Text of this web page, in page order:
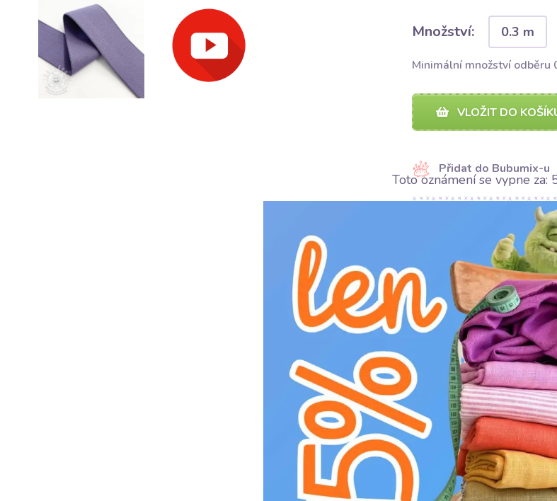
Množství: 0.3 m
Minimální množství odběru
VLOŽIT DO
Přidat do Bubumix-u
Kategorie: Galanterie
Výrobce: Bubulákovo s.r.o
Složení: 85% PA + 10%
4 cm
Motív: Jednobarevné
Barva: fialová
Toto oznámení se vypne za: